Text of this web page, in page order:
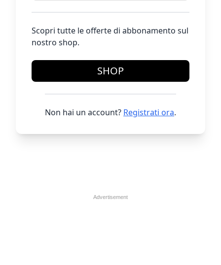
Scopri tutte le offerte di abbonamento sul
nostro shop.
SHOP
Non hai un account? Registrati ora.